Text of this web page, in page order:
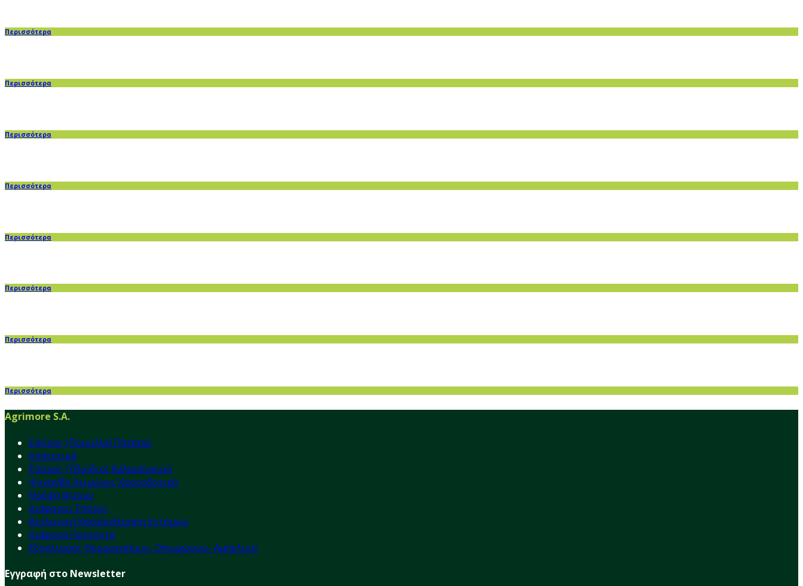
Περισσότερα
Περισσότερα
Περισσότερα
Περισσότερα
Περισσότερα
Περισσότερα
Περισσότερα
Περισσότερα
Agrimore S.A.
Σπόρος (Ποικιλία) Πατάτας
Κηπευτικά
Σπόρος (Υβρίδιο) Καλαμποκιού
Ψυχανθή Λειμώνες Χορτοδοτικά
Θρέψη Φυτών
Διάφοροι Σπόροι
Βιολογική Καταπολέμηση Εντόμων
Διάφορα Προϊόντα
Εξοπλισμός Θερμοκηπίων- Οπωρώνων- Αμπελιού
Εγγραφή στο Newsletter